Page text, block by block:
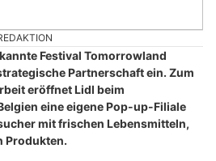
Festival Tomorrowland
Partnerschaft ein. Zum
eröffnet Lidl beim
eine eigene Pop-up-Filiale
mit frischen Lebensmitteln,
Produkten.